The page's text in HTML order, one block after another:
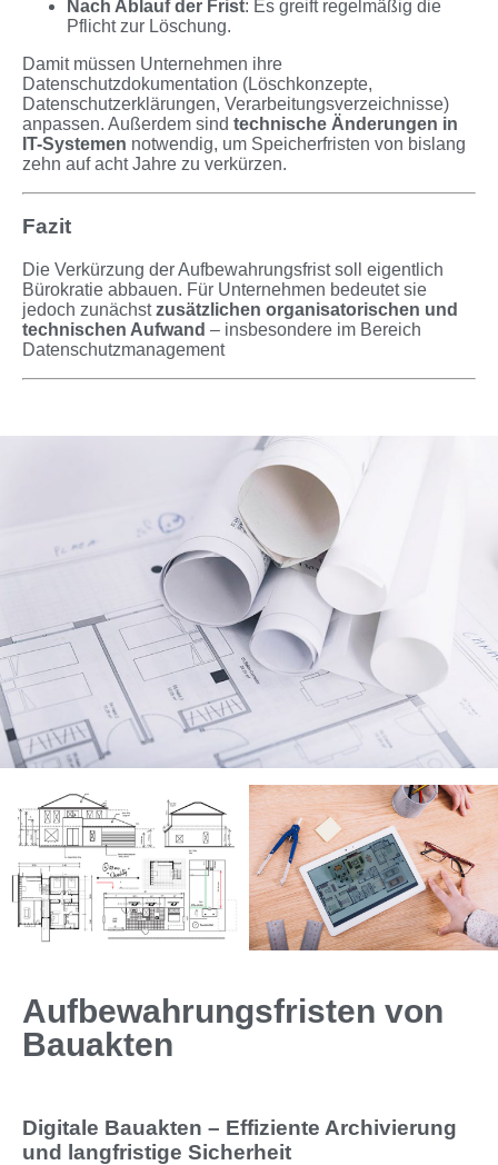
Nach Ablauf der Frist: Es greift regelmäßig die
Pflicht zur Löschung.
Damit müssen Unternehmen ihre
Datenschutzdokumentation (Löschkonzepte,
Datenschutzerklärungen, Verarbeitungsverzeichnisse)
anpassen. Außerdem sind technische Änderungen in
IT-Systemen notwendig, um Speicherfristen von bislang
zehn auf acht Jahre zu verkürzen.
Fazit
Die Verkürzung der Aufbewahrungsfrist soll eigentlich
Bürokratie abbauen. Für Unternehmen bedeutet sie
jedoch zunächstzusätzlichen organisatorischen und
technischen Aufwand – insbesondere im Bereich
Datenschutzmanagement
Aufbewahrungsfristen von
Bauakten
Digitale Bauakten – Effiziente Archivierung
und langfristige Sicherheit